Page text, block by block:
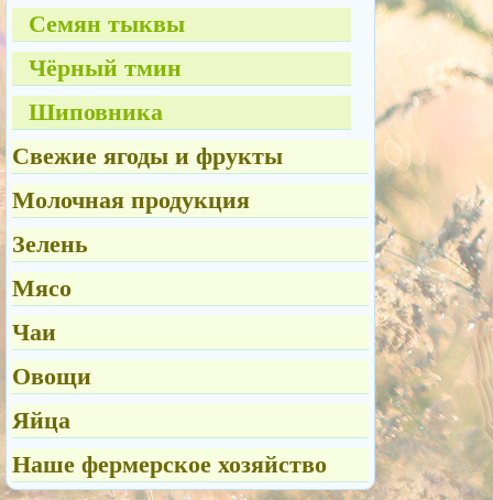
Семян тыквы
Чёрный тмин
Шиповника
Свежие ягоды и фрукты
Молочная продукция
Зелень
Мясо
Чаи
Овощи
Яйца
Наше фермерское хозяйство